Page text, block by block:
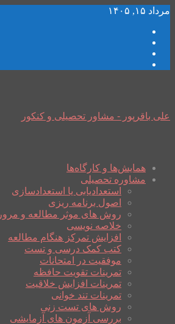
مرداد ۱۵, ۱۴۰۵
علی باقرپور - مشاور تحصیلی و کنکور
همایش‌ها و کارگاه‌ها
مشاوره تحصیلی
استعدادیابی یا استعدادسازی
اصول برنامه ریزی
روش های موثر مطالعه و مرور
خلاصه نویسی
افزایش تمرکز هنگام مطالعه
کتب کمک درسی و تست
موفقیت در امتحانات
تمرینات تقویت حافظه
تمرینات افزایش خلاقیت
تمرینات تند خوانی
روش های تست زنی
بررسی آزمون های آزمایشی